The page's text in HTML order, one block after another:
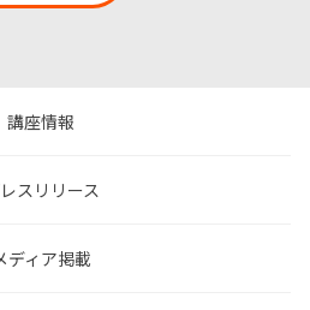
講座情報
スリリース
ディア掲載